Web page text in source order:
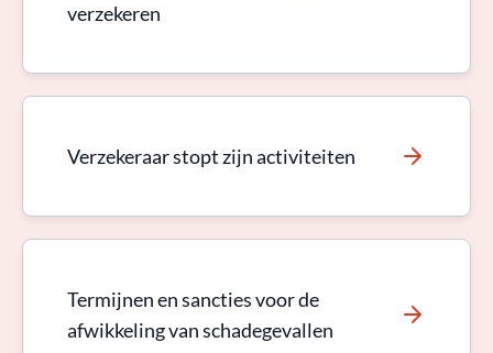
verzekeren
Verzekeraar stopt zijn activiteiten
Termijnen en sancties voor de
afwikkeling van schadegevallen